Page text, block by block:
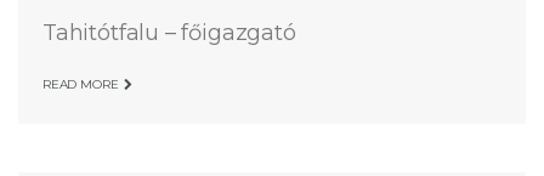
Tahitótfalu – főigazgató
READ MORE